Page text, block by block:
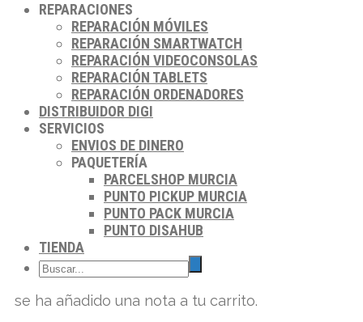
REPARACIONES
REPARACIÓN MÓVILES
REPARACIÓN SMARTWATCH
REPARACIÓN VIDEOCONSOLAS
REPARACIÓN TABLETS
REPARACIÓN ORDENADORES
DISTRIBUIDOR DIGI
SERVICIOS
ENVIOS DE DINERO
PAQUETERÍA
PARCELSHOP MURCIA
PUNTO PICKUP MURCIA
PUNTO PACK MURCIA
PUNTO DISAHUB
TIENDA
se ha añadido una nota a tu carrito.